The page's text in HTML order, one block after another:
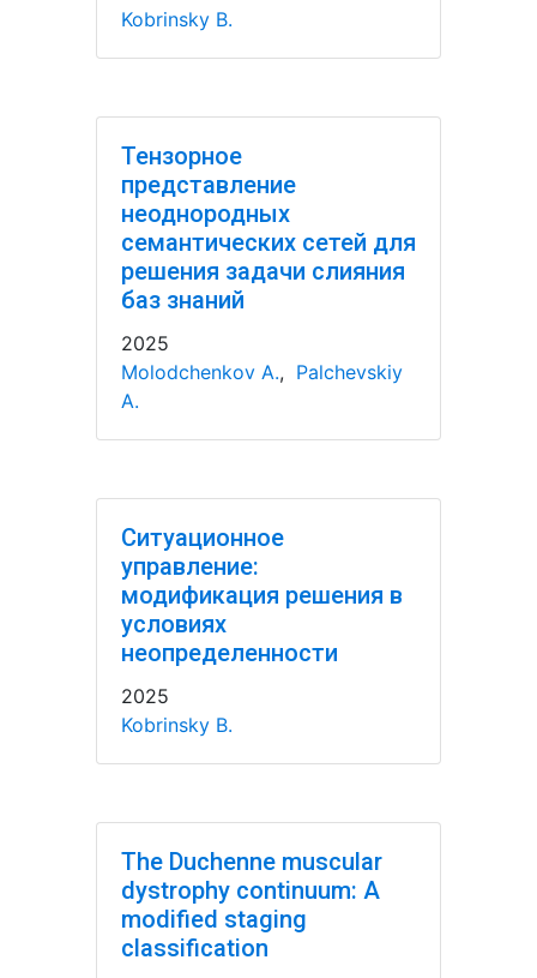
Kobrinsky B.
Тензорное
представление
неоднородных
семантических сетей для
решения задачи слияния
баз знаний
2025
Molodchenkov A., Palchevskiy
A.
Ситуационное
управление:
модификация решения в
условиях
неопределенности
2025
Kobrinsky B.
The Duchenne muscular
dystrophy continuum: A
modified staging
classification